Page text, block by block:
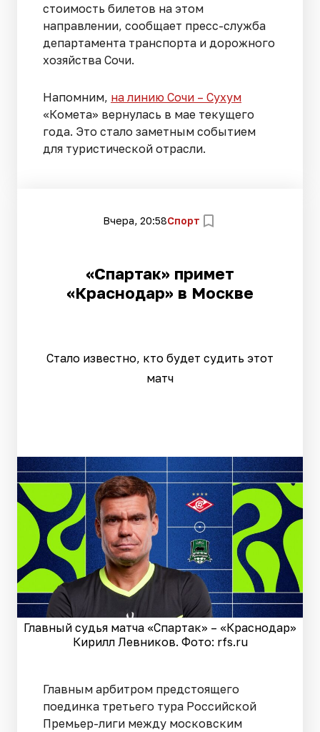
стоимость билетов на этом
направлении, сообщает пресс-служба
департамента транспорта и дорожного
хозяйства Сочи.
Напомним, на линию Сочи – Сухум
«Комета» вернулась в мае текущего
года. Это стало заметным событием
для туристической отрасли.
Вчера, 20:58Спорт
«Спартак» примет
«Краснодар» в Москве
Стало известно, кто будет судить этот
матч
Главный судья матча «Спартак» – «Краснодар»
Кирилл Левников. Фото: rfs.ru
Главным арбитром предстоящего
поединка третьего тура Российской
Премьер-лиги между московским